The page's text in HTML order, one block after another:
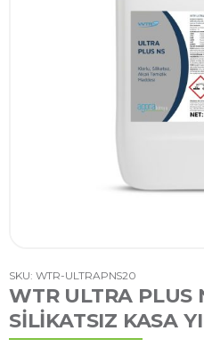
SKU: WTR-ULTRAPNS20
WTR ULTRA PLUS
SILIKATSIZ KASA